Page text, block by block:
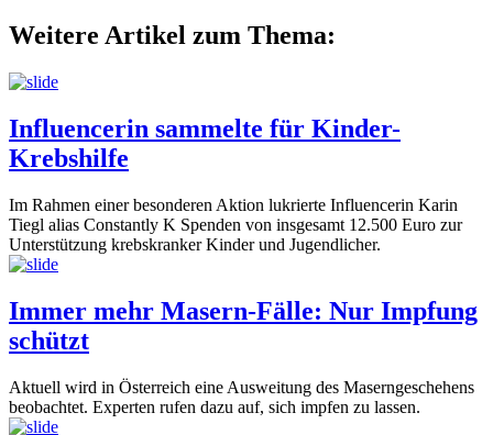
Weitere Artikel zum Thema:
Influencerin sammelte für Kinder-
Krebshilfe
Im Rahmen einer besonderen Aktion lukrierte Influencerin Karin
Tiegl alias Constantly K Spenden von insgesamt 12.500 Euro zur
Unterstützung krebskranker Kinder und Jugendlicher.
Immer mehr Masern-Fälle: Nur Impfung
schützt
Aktuell wird in Österreich eine Ausweitung des Maserngeschehens
beobachtet. Experten rufen dazu auf, sich impfen zu lassen.